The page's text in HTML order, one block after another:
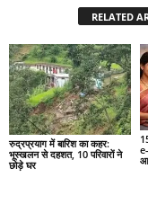
RELATED
रुद्रप्रयाग में बारिश का कहर:
भूस्खलन से दहशत, 10 परिवारों ने
छोड़े घर